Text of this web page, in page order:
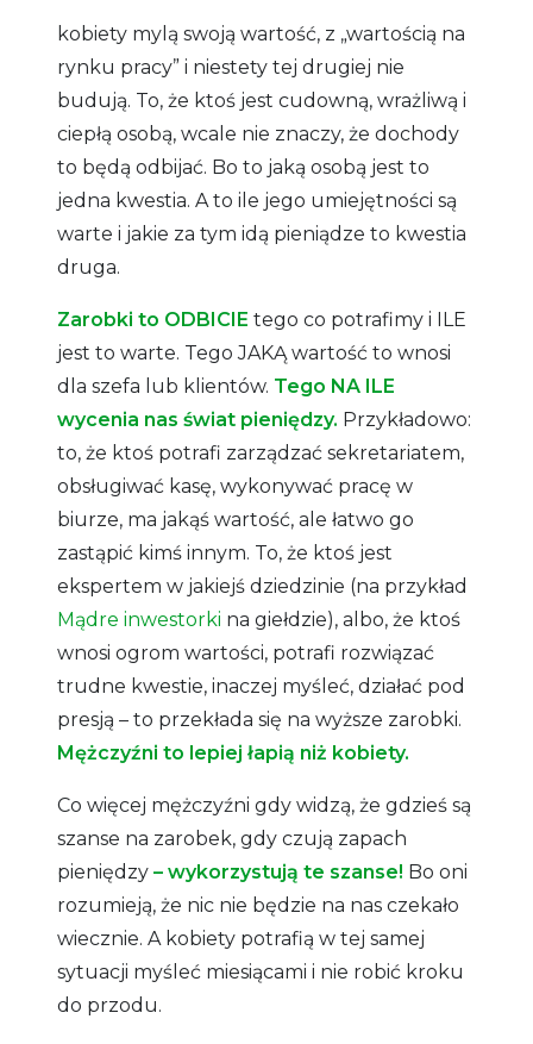
kobiety mylą swoją wartość, z „wartością na
rynku pracy” i niestety tej drugiej nie
budują. To, że ktoś jest cudowną, wrażliwą i
ciepłą osobą, wcale nie znaczy, że dochody
to będą odbijać. Bo to jaką osobą jest to
jedna kwestia. A to ile jego umiejętności są
warte i jakie za tym idą pieniądze to kwestia
druga.
Zarobki to ODBICIE tego co potrafimy i ILE
jest to warte. Tego JAKĄ wartość to wnosi
dla szefa lub klientów. Tego NA ILE
wycenia nas świat pieniędzy. Przykładowo:
to, że ktoś potrafi zarządzać sekretariatem,
obsługiwać kasę, wykonywać pracę w
biurze, ma jakąś wartość, ale łatwo go
zastąpić kimś innym. To, że ktoś jest
ekspertem w jakiejś dziedzinie (na przykład
Mądre inwestorki na giełdzie), albo, że ktoś
wnosi ogrom wartości, potrafi rozwiązać
trudne kwestie, inaczej myśleć, działać pod
presją – to przekłada się na wyższe zarobki.
Mężczyźni to lepiej łapią niż kobiety.
Co więcej mężczyźni gdy widzą, że gdzieś są
szanse na zarobek, gdy czują zapach
pieniędzy – wykorzystują te szanse! Bo oni
rozumieją, że nic nie będzie na nas czekało
wiecznie. A kobiety potrafią w tej samej
sytuacji myśleć miesiącami i nie robić kroku
do przodu.